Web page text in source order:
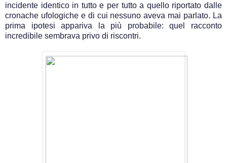
incidente identico in tutto e per tutto a quello riportato dalle
cronache ufologiche e di cui nessuno aveva mai parlato. La
prima ipotesi appariva la più probabile: quel racconto
incredibile sembrava privo di riscontri.